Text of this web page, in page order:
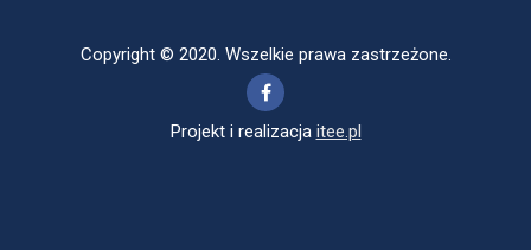
Copyright © 2020. Wszelkie prawa zastrzeżone.
Projekt i realizacja itee.pl